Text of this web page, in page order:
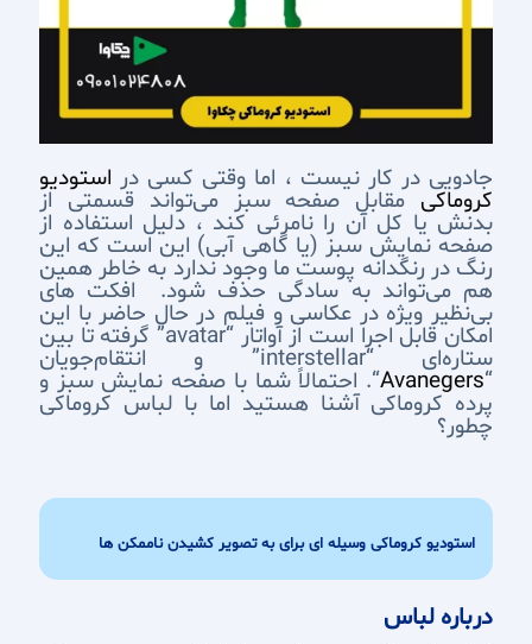
جادویی در کار نیست ، اما وقتی کسی در استودیو
کروماکی مقابل صفحه سبز می‌تواند قسمتی از
بدنش یا کل آن را نامرئی کند ، دلیل استفاده از
صفحه نمایش سبز (یا گاهی آبی) این است که این
رنگ در رنگدانه پوست ما وجود ندارد به خاطر همین
هم می‌تواند به سادگی حذف شود. افکت های
بی‌نظیر ویژه در عکاسی و فیلم در حال حاضر با این
امکان قابل اجرا است از آواتار “avatar” گرفته تا بین
ستاره‌ای “interstellar” و انتقام‌جویان
“
Avanegers“. احتمالاً شما با صفحه نمایش سبز و
پرده کروماکی آشنا هستید اما با لباس کروماکی
چطور؟
استودیو کروماکی وسیله ای برای به تصویر کشیدن ناممکن ها
درباره لباس